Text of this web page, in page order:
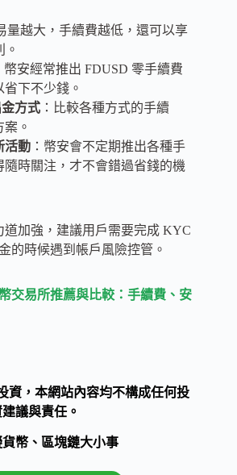
量越大，手續費越低，還可以享
幣安經常推出 FDUSD 零手續費
下不少錢。
方式 ：比較各種方式的手續
。
活動 ：幣安會不定期推出各種手
時關注，才不會錯過省錢的機
道加強，建議用戶需要完成 KYC
的時候遇到帳戶風險控管。
交易所推薦與比較：手續費、安
資，本網站內容均不構成任何投
議與責任。
幣、區塊鏈大小事